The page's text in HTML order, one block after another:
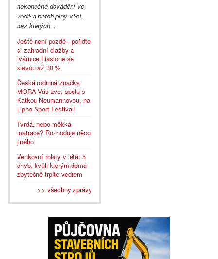
nekonečné dovádění ve
vodě a batoh plný věcí,
bez kterých...
Ještě není pozdě - pořiďte
si zahradní dlažby a
tvárnice Liastone se
slevou až 30 %
Česká rodinná značka
MORA Vás zve, spolu s
Katkou Neumannovou, na
Lipno Sport Festival!
Tvrdá, nebo měkká
matrace? Rozhoduje něco
jiného
Venkovní rolety v létě: 5
chyb, kvůli kterým doma
zbytečně trpíte vedrem
>> všechny zprávy